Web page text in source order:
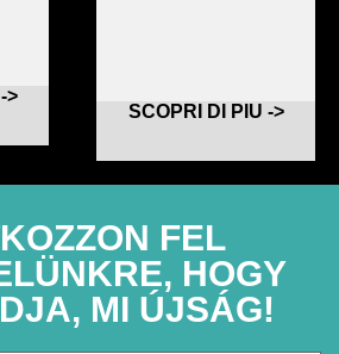
>
SCOPRI DI PIU ->
FEL
HOGY
MI ÚJSÁG!